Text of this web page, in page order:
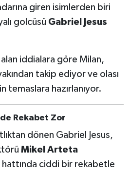
giren isimlerden biri
golcüsü Gabriel Jesus
alan iddialara göre Milan,
takip ediyor ve olası
temaslara hazırlanıyor.
Rekabet Zor
dönen Gabriel Jesus,
Mikel Arteta
ciddi bir rekabetle
Ligi